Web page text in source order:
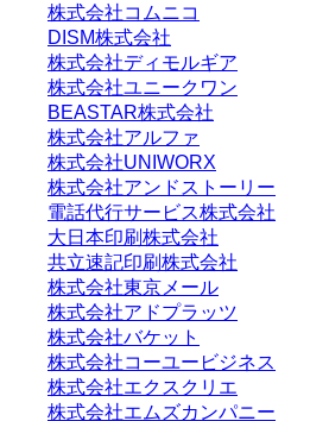
株式会社コムニコ
DISM株式会社
株式会社ディモルギア
株式会社ユニークワン
BEASTAR株式会社
株式会社アルファ
株式会社UNIWORX
株式会社アンドストーリー
電話代行サービス株式会社
大日本印刷株式会社
共立速記印刷株式会社
株式会社東京メール
株式会社アドプラッツ
株式会社バケット
株式会社コーユービジネス
株式会社エクスクリエ
株式会社エムズカンパニー